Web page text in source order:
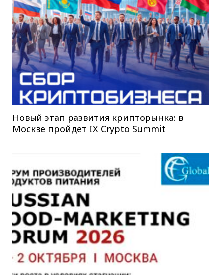
Новый этап развития крипторынка: в
Москве пройдет IX Crypto Summit